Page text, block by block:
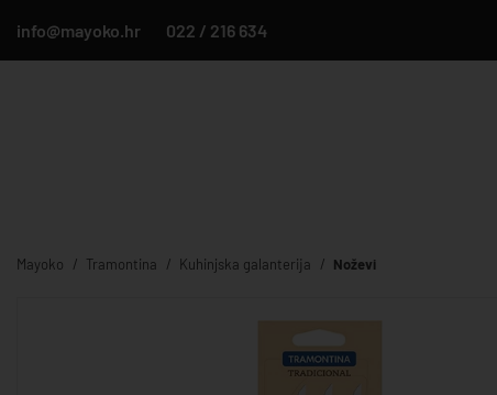
info@mayoko.hr 022 / 216 634
Mayoko Tramontina Kuhinjska galanterija Noževi